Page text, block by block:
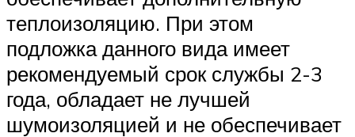
теплоизоляцию. При этом
подложка данного вида имеет
рекомендуемый срок службы 2-3
года, обладает не лучшей
шумоизоляцией и не обеспечивает